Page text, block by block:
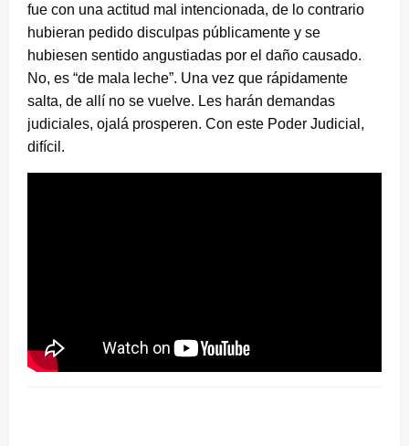
fue con una actitud mal intencionada, de lo contrario
hubieran pedido disculpas públicamente y se
hubiesen sentido angustiadas por el daño causado.
No, es “de mala leche”. Una vez que rápidamente
salta, de allí no se vuelve. Les harán demandas
judiciales, ojalá prosperen. Con este Poder Judicial,
difícil.